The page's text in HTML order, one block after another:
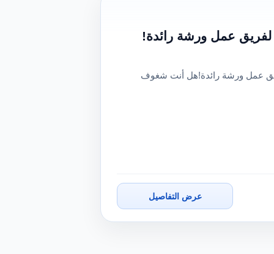
لفريق عمل ورشة رائدة!
عمل ورشة رائدة!هل أنت شغوف
عرض التفاصيل